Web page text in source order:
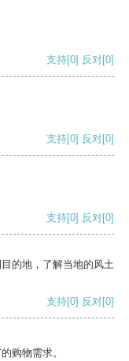
支持[0] 反对[0]
支持[0] 反对[0]
支持[0] 反对[0]
的地，了解当地的风土
支持[0] 反对[0]
购物需求。